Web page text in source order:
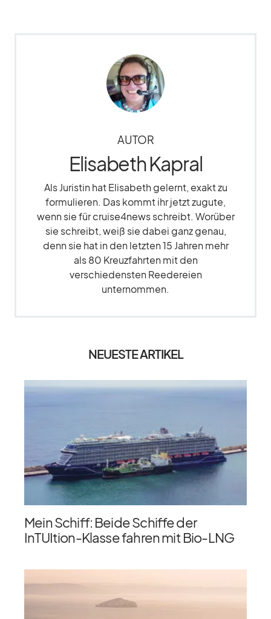
AUTOR
Elisabeth Kapral
Als Juristin hat Elisabeth gelernt, exakt zu
formulieren. Das kommt ihr jetzt zugute,
wenn sie für cruise4news schreibt. Worüber
sie schreibt, weiß sie dabei ganz genau,
denn sie hat in den letzten 15 Jahren mehr
als 80 Kreuzfahrten mit den
verschiedensten Reedereien
unternommen.
NEUESTE ARTIKEL
Mein Schiff: Beide Schiffe der
InTUItion-Klasse fahren mit Bio-LNG